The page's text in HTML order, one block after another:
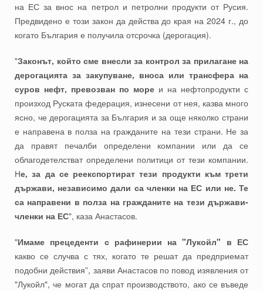
на ЕС за внос на петрол и петролни продукти от Русия.
Предвидено е този закон да действа до края на 2024 г., до
когато България е получила отсрочка (дерогация).
"Законът, който сме внесли за контрол за прилагане на
дерогацията за закупуване, вноса или трансфера на
суров нефт, превозван по море и на нефтопродукти с
произход Руската федерация, изнесени от нея, казва много
ясно, че дерогацията за България и за още няколко страни
е направена в полза на гражданите на тези страни. Не за
да правят печалби определени компании или да се
облагодетелстват определени политици от тези компании.
Не, за да се реекспортират тези продукти към трети
държави, независимо дали са членки на ЕС или не. Те
са направени в полза на гражданите на тези държави-
членки на ЕС", каза Анастасов.
"Имаме прецеденти с рафинерии на "Лукойл" в ЕС
какво се случва с тях, когато те решат да предприемат
подобни действия”, заяви Анастасов по повод изявления от
"Лукойл", че могат да спрат производството, ако се въведе